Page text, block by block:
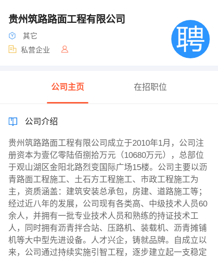
贵州筑路路面工程有限公司
其它
私营企业
公司主页 在招职位
公司介绍
贵州筑路路面工程有限公司成立于2010年1月，公司注
册资本为壹亿零陆佰捌拾万元（10680万元），总部位
于观山湖区金阳北路烈变国际广场15楼。公司主要以沥
青路面工程施工、土石方工程施工、市政工程施工为
主，资质涵盖：建筑安装总承包，房建、道路施工等；
经过近八年的发展，公司现有各类高、中级技术人员60
余人，并拥有一批专业技术人员和熟练的持证技术工
人，同时拥有沥青拌合站、压路机、装载机、沥青摊铺
机等大中型先进设备。人才兴企，铸就品牌。自成立以
来，公司通过持续实施引智工程，逐步建立起一支稳定